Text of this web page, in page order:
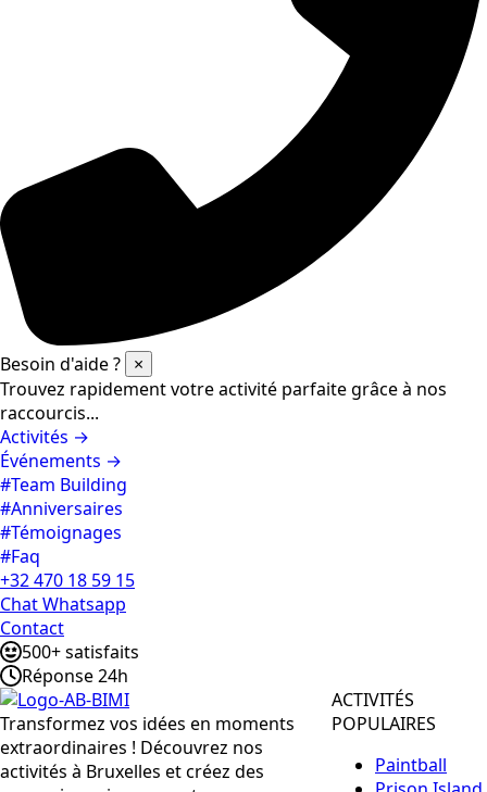
Besoin d'aide ? ×
Trouvez rapidement votre activité parfaite grâce à nos
raccourcis...
Activités →
Événements →
#Team Building
#Anniversaires
#Témoignages
#Faq
+32 470 18 59 15
Chat Whatsapp
Contact
500+ satisfaits
Réponse 24h
Transformez vos idées en moments
extraordinaires ! Découvrez nos
activités à Bruxelles et créez des
ACTIVITÉS
POPULAIRES
Paintball